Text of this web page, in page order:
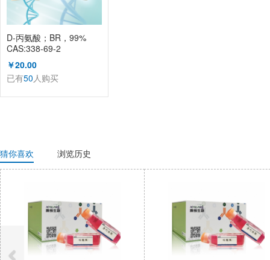
D-丙氨酸；BR，99%
CAS:338-69-2
（KL1002A）
￥20.00
已有50人购买
猜你喜欢 浏览历史